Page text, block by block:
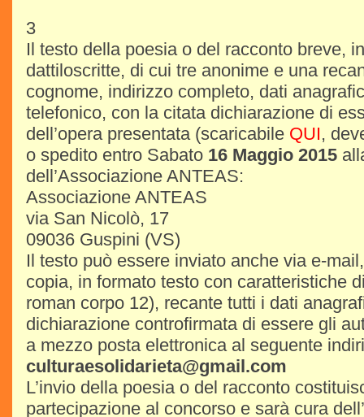
3
Il testo della poesia o del racconto breve,
dattiloscritte, di cui tre anonime e una
cognome, indirizzo completo, dati
telefonico, con la citata dichiarazione di
dell’opera presentata (scaricabile QUI,
o spedito entro Sabato 16 Maggio 2015
dell’Associazione ANTEAS:
Associazione ANTEAS
via San Nicolò, 17
09036 Guspini (VS)
Il testo può essere inviato anche via e-
copia, in formato testo con caratteristiche
roman corpo 12), recante tutti i dati
dichiarazione controfirmata di essere gli
a mezzo posta elettronica al seguente
culturaesolidarieta@gmail.com
L’invio della poesia o del racconto
partecipazione al concorso e sarà cura